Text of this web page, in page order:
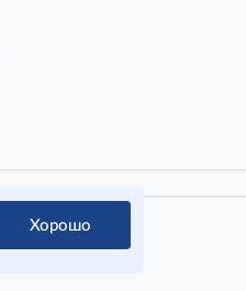
Хорошо